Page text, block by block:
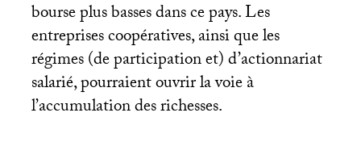
bourse plus basses dans ce pays. Les
entreprises coopératives, ainsi que les
régimes (de participation et) d’actionnariat
salarié, pourraient ouvrir la voie à
l’accumulation des richesses.